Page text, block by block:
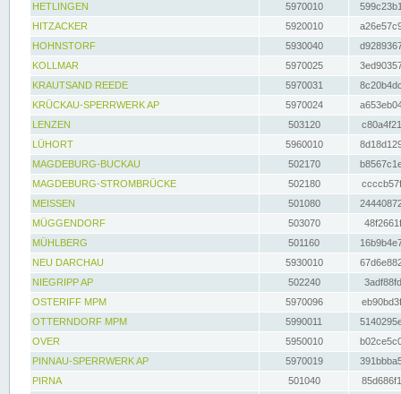
HETLINGEN
5970010
HITZACKER
5920010
HOHNSTORF
5930040
KOLLMAR
5970025
KRAUTSAND REEDE
5970031
KRÜCKAU-SPERRWERK AP
5970024
LENZEN
503120
LÜHORT
5960010
MAGDEBURG-BUCKAU
502170
MAGDEBURG-STROMBRÜCKE
502180
MEISSEN
501080
MÜGGENDORF
503070
MÜHLBERG
501160
NEU DARCHAU
5930010
NIEGRIPP AP
502240
OSTERIFF MPM
5970096
OTTERNDORF MPM
5990011
OVER
5950010
PINNAU-SPERRWERK AP
5970019
PIRNA
501040